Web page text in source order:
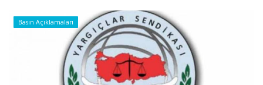
Basın Açıklamaları